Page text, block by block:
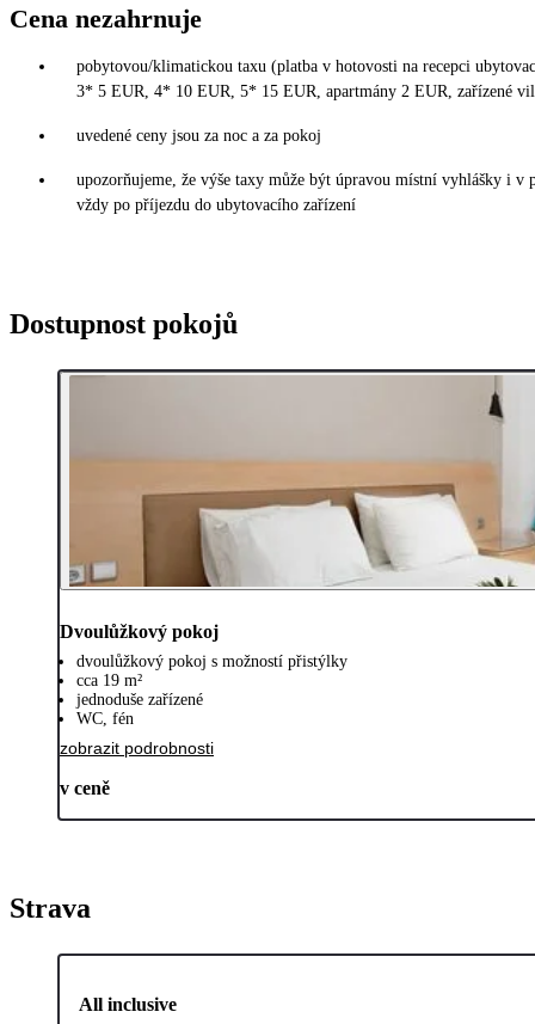
Cena nezahrnuje
pobytovou/klimatickou taxu (platba v hotovosti na recepci
3* 5 EUR, 4* 10 EUR, 5* 15 EUR, apartmány 2 EUR, zařízené
uvedené ceny jsou za noc a za pokoj
upozorňujeme, že výše taxy může být úpravou místní vyhlášky i
vždy po příjezdu do ubytovacího zařízení
Dostupnost pokojů
Dvoulůžkový pokoj
dvoulůžkový pokoj s možností přistýlky
cca 19 m²
jednoduše zařízené
WC, fén
zobrazit podrobnosti
v ceně
Strava
All inclusive